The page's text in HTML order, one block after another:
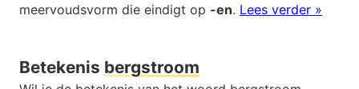
meervoudsvorm die eindigt op -en. Lees verder »
Betekenis bergstroom